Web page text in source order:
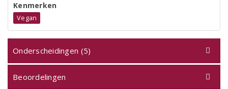
Kenmerken
Vegan
Onderscheidingen (5)
Beoordelingen